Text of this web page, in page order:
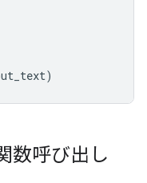
)
数呼び出し